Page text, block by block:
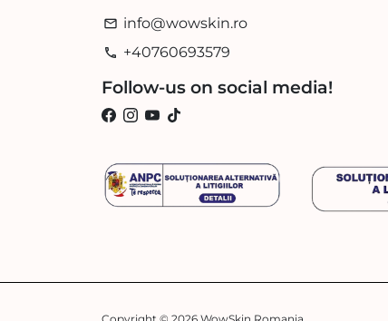
email info@wowskin.ro
phone +40760693579
Follow-us on social media!